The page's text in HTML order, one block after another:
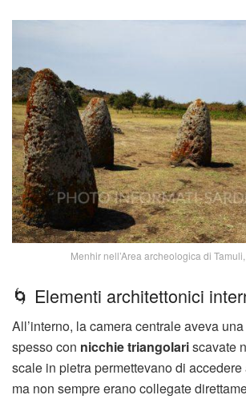
Menhir nell’Area archeologica di
🌀 Elementi architettonici
All’interno, la camera centrale aveva
spesso con nicchie triangolariscavate
scale in pietra permettevano di
ma non sempre erano collegate